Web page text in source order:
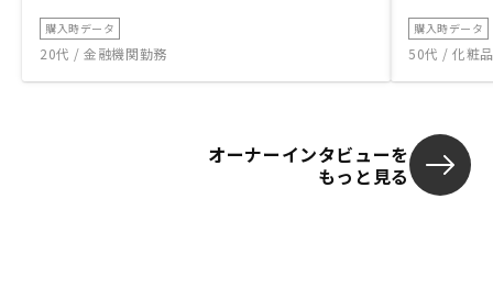
購入時データ
20代 / 金融機関勤務
購入時データ
50代 / 化粧
オーナーインタビューを
もっと見る